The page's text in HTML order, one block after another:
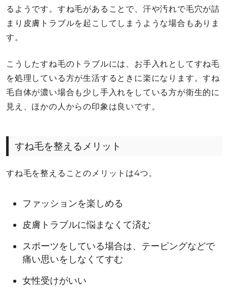
るようです。すね毛があることで、汗や汚れで毛穴が詰
まり皮膚トラブルを起こしてしまうような場合もありま
す。
こうしたすね毛のトラブルには、お手入れとしてすね毛
を処理している方が生活するときに楽になります。すね
毛自体が濃い場合も少し手入れをしている方が衛生的に
見え、ほかの人からの印象は良いです。
すね毛を整えるメリット
すね毛を整えることのメリットは4つ。
ファッションを楽しめる
皮膚トラブルに悩まなくて済む
スポーツをしている場合は、テーピングなどで
痛い思いをしなくてすむ
女性受けがいい